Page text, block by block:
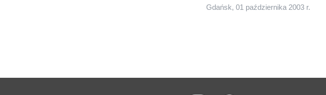
Gdańsk, 01 października 2003 r.